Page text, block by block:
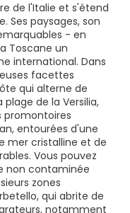
de l'Italie et s'étend
Ses paysages, son
- en
Toscane un
international. Dans
facettes
qui alterne de
de la Versilia,
promontoires
entourées d'une
mer cristalline et de
Vous pouvez
non contaminée
zones
qui abrite de
notamment